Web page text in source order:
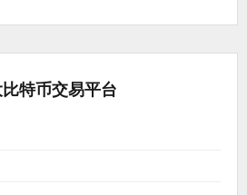
特币交易平台